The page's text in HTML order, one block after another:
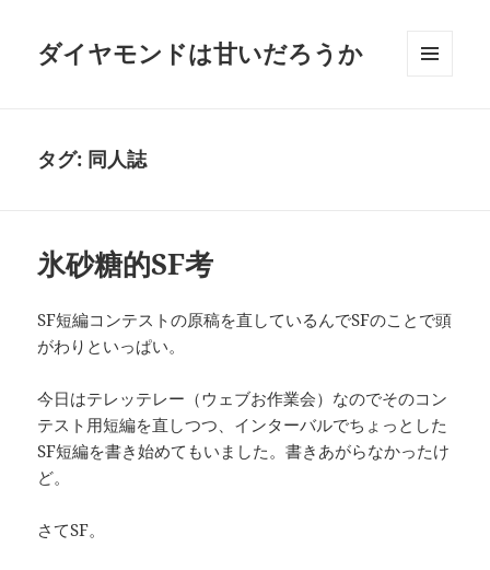
ダイヤモンドは甘いだろうか
タグ: 同人誌
氷砂糖的SF考
SF短編コンテストの原稿を直しているんでSFのことで頭
がわりといっぱい。
今日はテレッテレー（ウェブお作業会）なのでそのコン
テスト用短編を直しつつ、インターバルでちょっとした
SF短編を書き始めてもいました。書きあがらなかったけ
ど。
さてSF。